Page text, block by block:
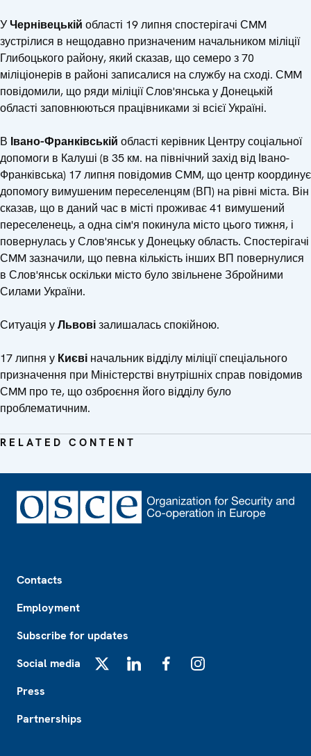
УЧернівецькій області 19 липня спостерігачі СMM
зустрілися в нещодавно призначеним начальником міліції
Глибоцького району, який сказав, що семеро з 70
міліціонерів в районі записалися на службу на сході. СMM
повідомили, що ряди міліції Слов'янська у Донецькій
області заповнюються працівниками зі всієї Україні.
В Івано-Франківській області керівник Центру соціальної
допомоги в Калуші (в 35 км. на північний захід від Івано-
Франківська) 17 липня повідомив СMM, що центр координує
допомогу вимушеним переселенцям (ВП) на рівні міста. Він
сказав, що в даний час в місті проживає 41 вимушений
переселенець, а одна сім'я покинула місто цього тижня, і
повернулась у Слов'янськ у Донецьку область. Спостерігачі
СMM зазначили, що певна кількість інших ВП повернулися
в Слов'янськ оскільки місто було звільнене Збройними
Силами України.
Ситуація уЛьвовізалишалась спокійною.
17 липня у Києві начальник відділу міліції спеціального
призначення при Міністерстві внутрішніх справ повідомив
СMM про те, що озброєння його відділу було
проблематичним.
RELATED CONTENT
Contacts
Employment
Subscribe for updates
Social media
Press
Partnerships